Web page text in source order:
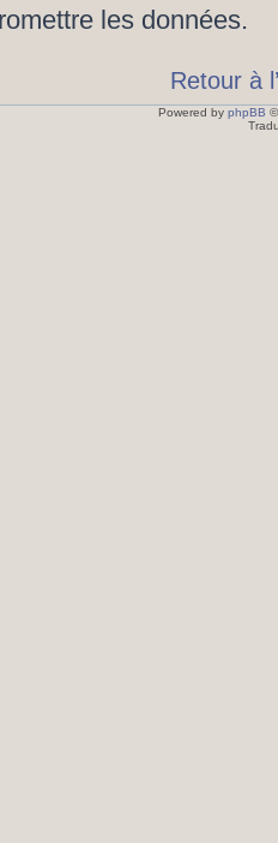
les données.
Retour à
Powered by phpBB